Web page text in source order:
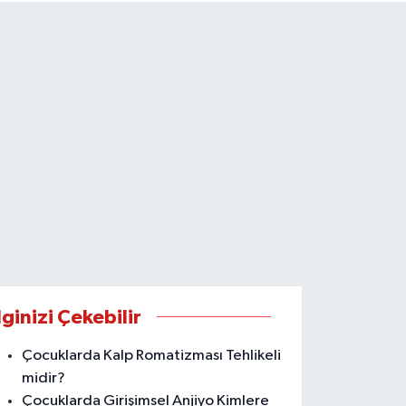
Çekebilir
Çocuklarda Kalp Romatizması Tehlikeli
midir?
Çocuklarda Girişimsel Anjiyo Kimlere